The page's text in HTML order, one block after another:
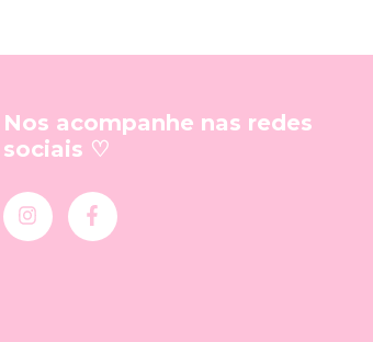
Nos acompanhe nas redes
sociais ♡